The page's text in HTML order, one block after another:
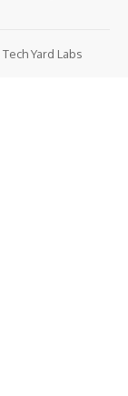
Tech Yard Labs